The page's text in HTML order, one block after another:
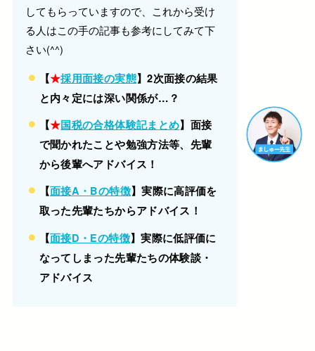
してもらっていますので、これから受け
る人はこの手の記事も参考にしてみて下
さい(^^)
【★採用面接の実態】2次面接の結果
と内々定には深い関係が…？
【★国税の合格体験記まとめ】面接
で聞かれたことや勉強方法等、先輩
から後輩へアドバイス！
【面接A・Bの特徴】実際に高評価を
取った先輩たちからアドバイス！
【面接D・Eの特徴】実際に低評価に
なってしまった先輩たちの体験談・
アドバイス